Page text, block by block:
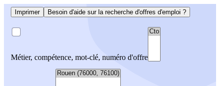
Imprimer Besoin d'aide sur la recherche d'offres d'emploi ?
Métier, compétence, mot-clé, numéro d'offre